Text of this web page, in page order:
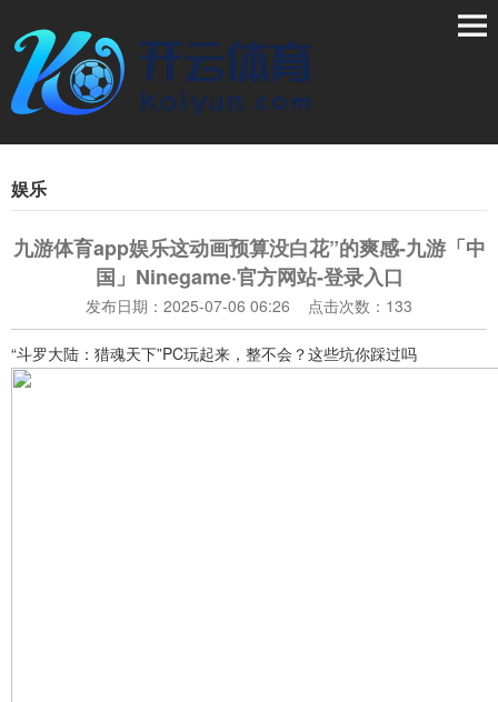
娱乐
九游体育app娱乐这动画预算没白花”的爽感-九游「中
国」Ninegame·官方网站-登录入口
发布日期：2025-07-06 06:26 点击次数：133
“斗罗大陆：猎魂天下”PC玩起来，整不会？这些坑你踩过吗